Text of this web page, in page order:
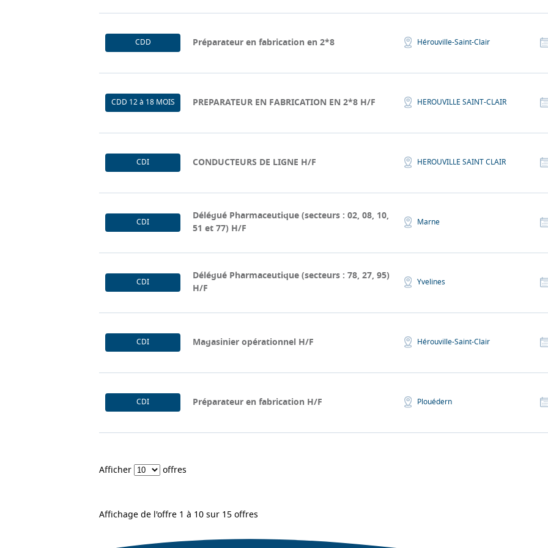
CDD Préparateur en fabrication en 2*8 Hérouville-Saint-Clair
CDD 12 à 18 MOIS PREPARATEUR EN FABRICATION EN 2*8 H/F HEROUVILLE SAINT-CLAIR
CDI CONDUCTEURS DE LIGNE H/F HEROUVILLE SAINT CLAIR
CDI
Délégué Pharmaceutique (secteurs : 02, 08, 10,
51 et 77) H/F
Marne
CDI
Délégué Pharmaceutique (secteurs : 78, 27, 95)
H/F
Yvelines
CDI Magasinier opérationnel H/F Hérouville-Saint-Clair
CDI Préparateur en fabrication H/F Plouédern
Afficher offres
Affichage de l'offre 1 à 10 sur 15 offres